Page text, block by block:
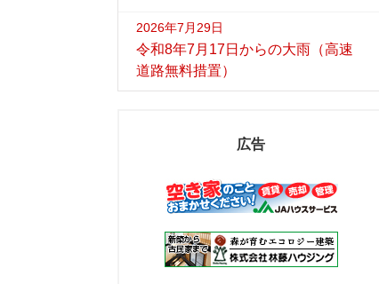
2026年7月29日
令和8年7月17日からの大雨（高速
道路無料措置）
広告